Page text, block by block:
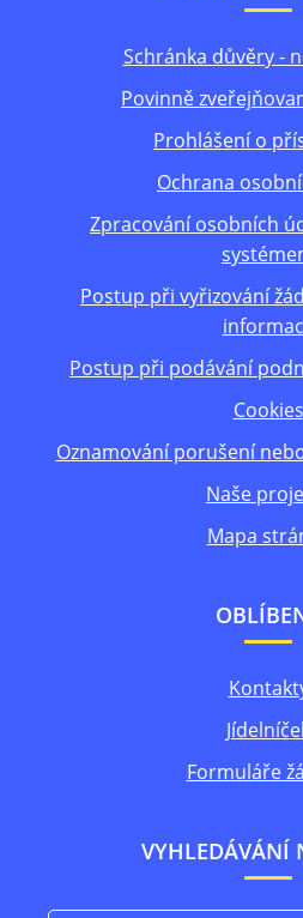
Schránka důvěry -
Povinně
Prohlášení o
Ochrana
Zpracování osobních
Postup při vyřizování
Postup při podávání
Cookies
Oznamování porušení
Naše
Mapa
Formuláře
VYHLEDÁVÁNÍ